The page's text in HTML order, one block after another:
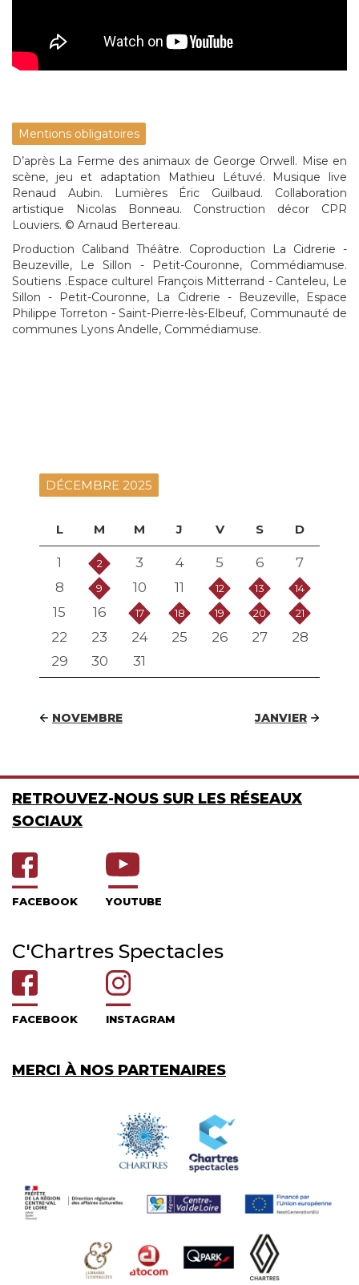
Mentions obligatoires
D’après La Ferme des animaux de George Orwell. Mise en
scène, jeu et adaptation Mathieu Létuvé. Musique live
Renaud Aubin. Lumières Éric Guilbaud. Collaboration
artistique Nicolas Bonneau. Construction décor CPR
Louviers. © Arnaud Bertereau.
Production Caliband Théâtre. Coproduction La Cidrerie -
Beuzeville, Le Sillon - Petit-Couronne, Commédiamuse.
Soutiens .Espace culturel François Mitterrand - Canteleu, Le
Sillon - Petit-Couronne, La Cidrerie - Beuzeville, Espace
Philippe Torreton - Saint-Pierre-lès-Elbeuf, Communauté de
communes Lyons Andelle, Commédiamuse.
DÉCEMBRE 2025
L M M J V S D
1 2 3 4 5 6
7
8
9 10 11 12 13 14
15 16 17 18 19 20 21
22 23 24 25 26 27
28
29
30 31
NOVEMBRE JANVIER
RETROUVEZ-NOUS SUR LES RÉSEAUX
SOCIAUX
FACEBOOK YOUTUBE
C'Chartres Spectacles
FACEBOOK INSTAGRAM
MERCI À NOS PARTENAIRES